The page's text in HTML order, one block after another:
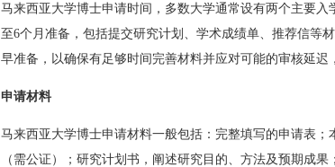
马来西亚大学博士申请时间，多数大学通常设有两个主要入
至6个月准备，包括提交研究计划、学术成绩单、推荐信等
早准备，以确保有足够时间完善材料并应对可能的审核延迟
申请材料
马来西亚大学博士申请材料一般包括：完整填写的申请表
（需公证）；研究计划书，阐述研究目的、方法及预期成